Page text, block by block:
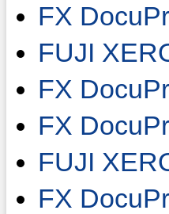
FX
FUJI
FX
FX
FUJI
FX